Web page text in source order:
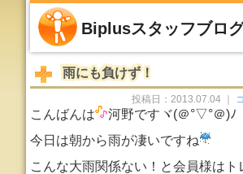
Biplusスタッフブロ
雨にも負けず！
投稿日：2013.07.04 ｜
こんばんは
河野ですヾ(＠°▽°＠)ﾉ
今日は朝から雨が凄いですね
こんな大雨関係ない！と会員様はト